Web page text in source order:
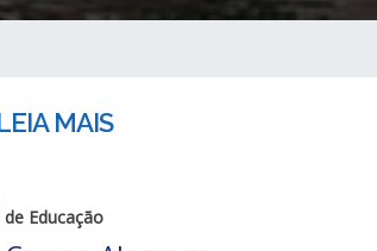
MAIS
Educação